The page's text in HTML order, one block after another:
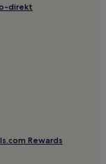
direkt
Rewards